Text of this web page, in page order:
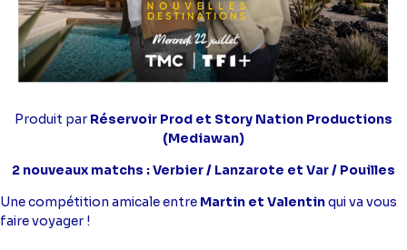
Produit par Réservoir Prod et Story Nation Productions
(Mediawan)
2 nouveaux matchs : Verbier / Lanzarote et Var / Pouilles
Une compétition amicale entre Martin et Valentinqui va vous
faire voyager !